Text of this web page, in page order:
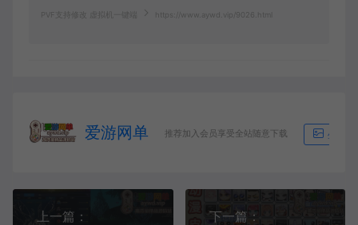
PVF支持修改 虚拟机一键端 https://www.aywd.vip/9026.html
爱游网单 推荐加入会员享受全站随意下载 生成海
上一篇：
下一篇：